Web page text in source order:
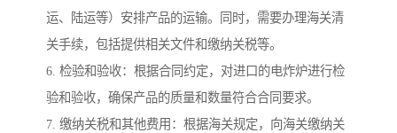
运、陆运等）安排产品的运输。同时，需要办理海关清
关手续，包括提供相关文件和缴纳关税等。
6. 检验和验收：根据合同约定，对进口的电炸炉进行检
验和验收，确保产品的质量和数量符合合同要求。
7. 缴纳关税和其他费用：根据海关规定，向海关缴纳关